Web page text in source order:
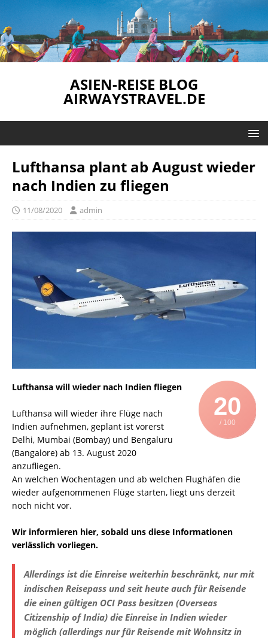
ASIEN-REISE BLOG
AIRWAYSTRAVEL.DE
Lufthansa plant ab August wieder
nach Indien zu fliegen
11/08/2020 admin
20
/ 100
Lufthansa will wieder nach Indien fliegen
Lufthansa will wieder ihre Flüge nach
Indien aufnehmen, geplant ist vorerst
Delhi, Mumbai (Bombay) und Bengaluru
(Bangalore) ab 13. August 2020
anzufliegen.
An welchen Wochentagen und ab welchen Flughäfen die
wieder aufgenommenen Flüge starten, liegt uns derzeit
noch nicht vor.
Wir informieren hier, sobald uns diese Informationen
verlässlich vorliegen.
Allerdings ist die Einreise weiterhin beschränkt, nur mit
indischen Reisepass und seit heute auch für Reisende
die einen gültigen OCI Pass besitzen (Overseas
Citizenship of India) die Einreise in Indien wieder
möglich (allerdings nur für Reisende mit Wohnsitz in